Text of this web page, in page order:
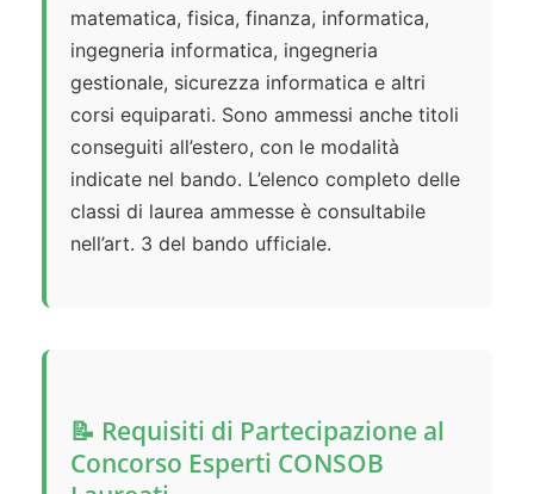
matematica, fisica, finanza, informatica,
ingegneria informatica, ingegneria
gestionale, sicurezza informatica e altri
corsi equiparati. Sono ammessi anche titoli
conseguiti all’estero, con le modalità
indicate nel bando. L’elenco completo delle
classi di laurea ammesse è consultabile
nell’art. 3 del bando ufficiale.
📝 Requisiti di Partecipazione al
Concorso Esperti CONSOB